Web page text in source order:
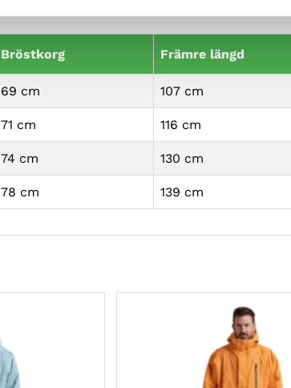
Bröstkorg Främre längd
69 cm 107 cm
71 cm 116 cm
74 cm 130 cm
78 cm 139 cm